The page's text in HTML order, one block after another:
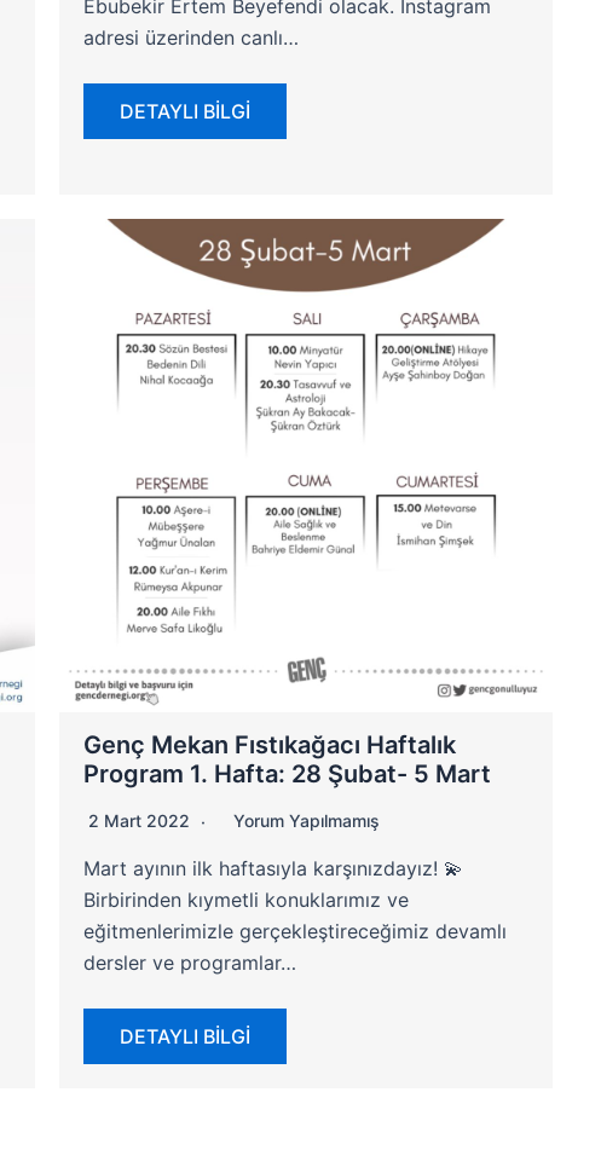
Ebubekir Ertem Beyefendi olacak. Instagram
adresi üzerinden canlı…
DETAYLI BİLGİ
Genç Mekan Fıstıkağacı Haftalık
Program 1. Hafta: 28 Şubat- 5 Mart
2 Mart 2022 Yorum Yapılmamış
Mart ayının ilk haftasıyla karşınızdayız! 💫
Birbirinden kıymetli konuklarımız ve
eğitmenlerimizle gerçekleştireceğimiz devamlı
dersler ve programlar…
DETAYLI BİLGİ